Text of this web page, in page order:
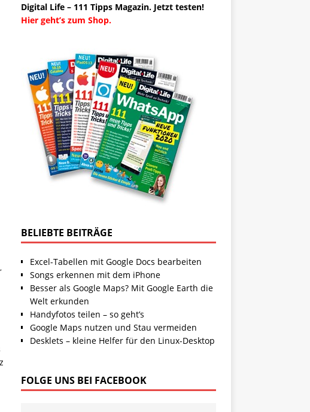
Digital Life – 111 Tipps Magazin. Jetzt testen!
Hier geht’s zum Shop.
BELIEBTE BEITRÄGE
Excel-Tabellen mit Google Docs bearbeiten
Songs erkennen mit dem iPhone
Besser als Google Maps? Mit Google Earth die
Welt erkunden
Handyfotos teilen – so geht’s
Google Maps nutzen und Stau vermeiden
Desklets – kleine Helfer für den Linux-Desktop
FOLGE UNS BEI FACEBOOK